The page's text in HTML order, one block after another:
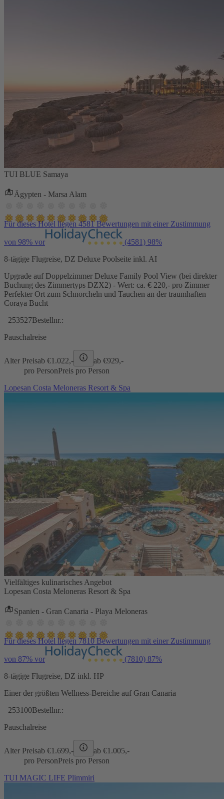
TUI BLUE Samaya
Ägypten - Marsa Alam
Für dieses Hotel liegen 4581 Bewertungen mit einer Zustimmung
von 98% vor (4581) 98%
8-tägige Flugreise, DZ Deluxe Poolseite inkl. AI
Upgrade auf Doppelzimmer Deluxe Family Pool View (bei direkter
Buchung des Zimmertyps DZX2) - Wert: ca. € 220,- pro Zimmer
Perfekter Ort zum Schnorcheln und Tauchen an der traumhaften
Coraya Bucht
253527Bestellnr.:
Pauschalreise
Alter Preisab €1.022,- ab €929,-
pro PersonPreis pro Person
Lopesan Costa Meloneras Resort & Spa
Vielfältiges kulinarisches Angebot
Lopesan Costa Meloneras Resort & Spa
Spanien - Gran Canaria - Playa Meloneras
Für dieses Hotel liegen 7810 Bewertungen mit einer Zustimmung
von 87% vor (7810) 87%
8-tägige Flugreise, DZ inkl. HP
Einer der größten Wellness-Bereiche auf Gran Canaria
253100Bestellnr.:
Pauschalreise
Alter Preisab €1.699,- ab €1.005,-
pro PersonPreis pro Person
TUI MAGIC LIFE Plimmiri